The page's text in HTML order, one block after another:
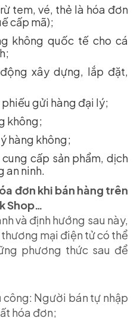
tem, vé, thẻ là hóa đơn
cấp mã);
không quốc tế cho cá
xây dựng, lắp đặt,
gửi hàng đại lý;
không;
hàng không;
cấp sản phẩm, dịch
an ninh.
đơn khi bán hàng trên
Shop…
và định hướng sau này,
mại điện tử có thể
phương thức sau để
Người bán tự nhập
hóa đơn;